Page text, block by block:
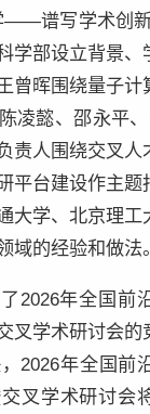
——谱写学术创
学部设立背景、
曾晖围绕量子计
凌懿、邵永平
责人围绕交叉人
平台建设作主题
大学、北京理工
域的经验和做法。
2026年全国前
叉学术研讨会的
2026年全国前
叉学术研讨会